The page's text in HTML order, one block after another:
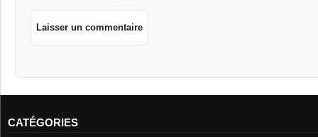
CATÉGORIES